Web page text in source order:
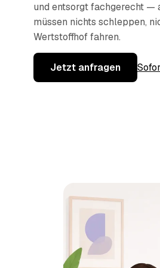
und entsorgt fachgerecht —
müssen nichts schleppen,
Wertstoffhof fahren.
Jetzt anfragen